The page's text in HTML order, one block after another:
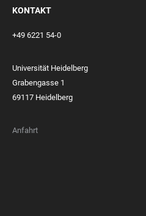
KONTAKT
+49 6221 54-0
Universität Heidelberg
Grabengasse 1
69117 Heidelberg
Anfahrt